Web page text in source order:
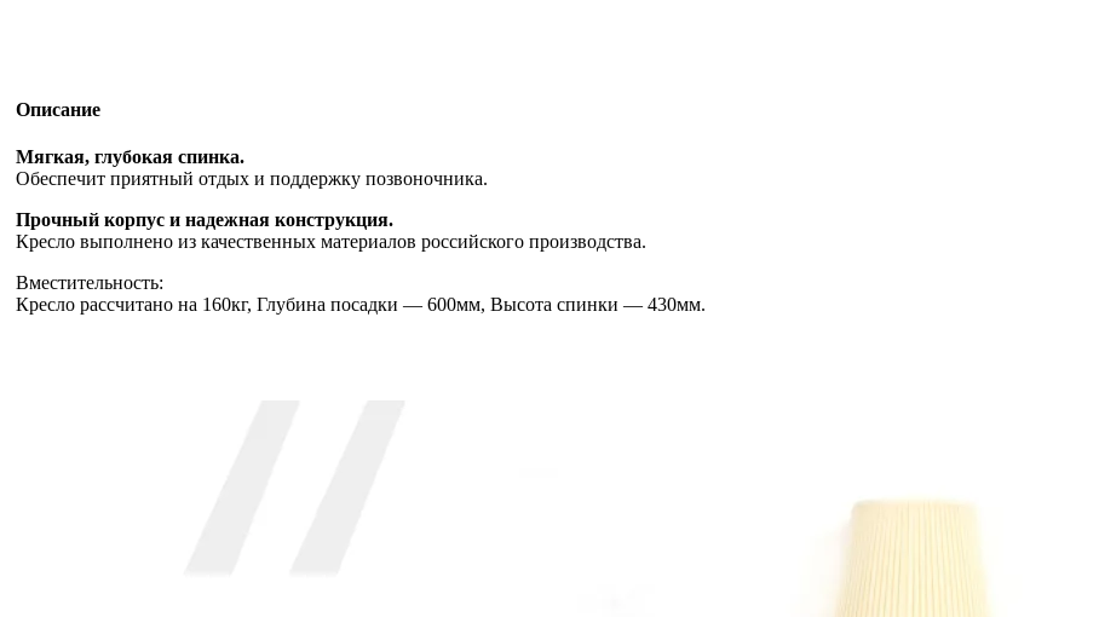
Описание
Мягкая, глубокая спинка.
Обеспечит приятный отдых и поддержку позвоночника.
Прочный корпус и надежная конструкция.
Кресло выполнено из качественных материалов российского производства.
Вместительность:
Кресло рассчитано на 160кг, Глубина посадки — 600мм, Высота спинки — 430мм.